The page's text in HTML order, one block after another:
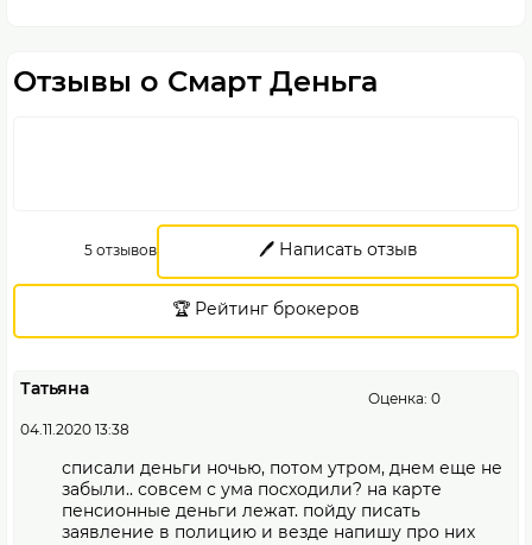
Отзывы о Смарт Деньга
5 отзывов 🖊️ Написать отзыв
🏆 Рейтинг брокеров
Татьяна
Оценка: 0
04.11.2020 13:38
списали деньги ночью, потом утром, днем еще не
забыли.. совсем с ума посходили? на карте
пенсионные деньги лежат. пойду писать
заявление в полицию и везде напишу про них